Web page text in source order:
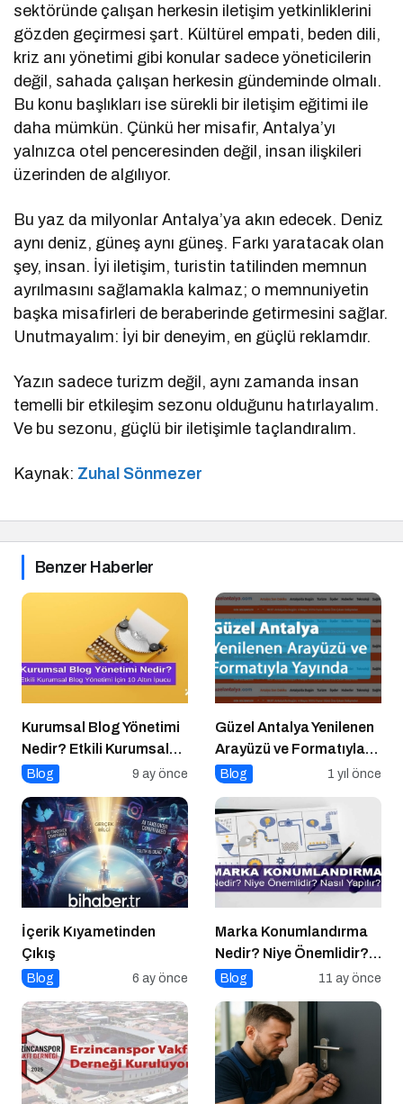
sektöründe çalışan herkesin iletişim yetkinliklerini
gözden geçirmesi şart. Kültürel empati, beden dili,
kriz anı yönetimi gibi konular sadece yöneticilerin
değil, sahada çalışan herkesin gündeminde olmalı.
Bu konu başlıkları ise sürekli bir iletişim eğitimi ile
daha mümkün. Çünkü her misafir, Antalya’yı
yalnızca otel penceresinden değil, insan ilişkileri
üzerinden de algılıyor.
Bu yaz da milyonlar Antalya’ya akın edecek. Deniz
aynı deniz, güneş aynı güneş. Farkı yaratacak olan
şey, insan. İyi iletişim, turistin tatilinden memnun
ayrılmasını sağlamakla kalmaz; o memnuniyetin
başka misafirleri de beraberinde getirmesini sağlar.
Unutmayalım: İyi bir deneyim, en güçlü reklamdır.
Yazın sadece turizm değil, aynı zamanda insan
temelli bir etkileşim sezonu olduğunu hatırlayalım.
Ve bu sezonu, güçlü bir iletişimle taçlandıralım.
Kaynak: Zuhal Sönmezer
Benzer Haberler
Kurumsal Blog Yönetimi
Nedir? Etkili Kurumsal
Blog Yönetimi için 10
Blog 9 ay önce
Güzel Antalya Yenilenen
Arayüzü ve Formatıyla
Yayında
Blog 1 yıl önce
İçerik Kıyametinden
Çıkış
Blog 6 ay önce
Marka Konumlandırma
Nedir? Niye Önemlidir?
Nasıl Yapılır?
Blog 11 ay önce